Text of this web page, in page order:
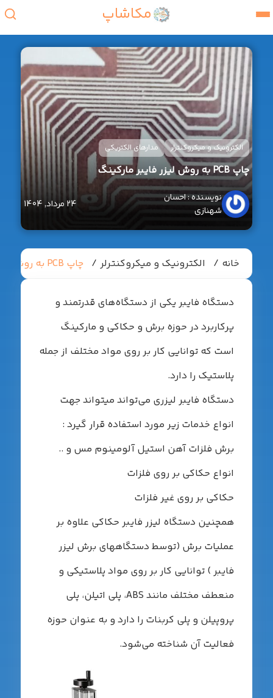
مکاشاپ
و میکروکنترلر مدارهای الکتریکی
احسان
شهنازی
24 مرداد, 1404
الکترونیک و میکروکنترلر چاپ PCB به روش لیزر فایبر مارکینگ
فایبر یکی از دستگاه‌های قدرتمند و
در حوزه برش و حکاکی و مارکینگ
که توانایی کار بر روی مواد مختلف از جمله
را دارد.
فایبر لیزری می‌تواند میتواند جهت
خدمات زیر مورد استفاده قرار گیرد :
فلزات آهن استیل آلومینوم مس و ..
حکاکی بر روی فلزات
بر روی غیر فلزات
دستگاه لیزر فایبر حکاکی علاوه بر
برش (توسط دستگاههای برش لیزر
) توانایی کار بر روی مواد پلاستیکی و
منعطف مختلف مانند ABS، پلی اتیلن، پلی
و پلی کربنات را دارد و به عنوان حوزه
آن شناخته می‌شود.